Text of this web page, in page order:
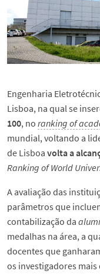
Engenharia
Lisboa, na qual se
100, no ranking of
mundial, voltando a
de Lisboa volta a
Ranking of World
A avaliação das
parâmetros que
contabilização da
medalhas na área, a
docentes que
os investigadores